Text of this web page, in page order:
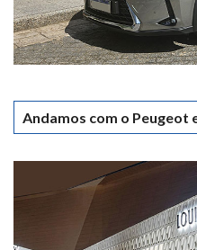
Andamos com o Peugeot